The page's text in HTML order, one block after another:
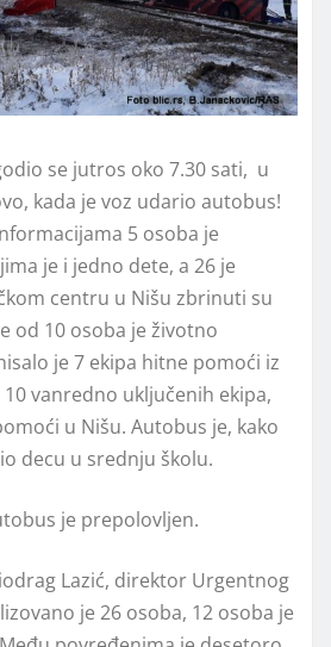
se jutros oko 7.30 sati, u
kada je voz udario autobus!
5 osoba je
je i jedno dete, a 26 je
centru u Nišu zbrinuti su
od 10 osoba je životno
je 7 ekipa hitne pomoći iz
vanredno uključenih ekipa,
u Nišu. Autobus je, kako
decu u srednju školu.
je prepolovljen.
Lazić, direktor Urgentnog
je 26 osoba, 12 osoba je